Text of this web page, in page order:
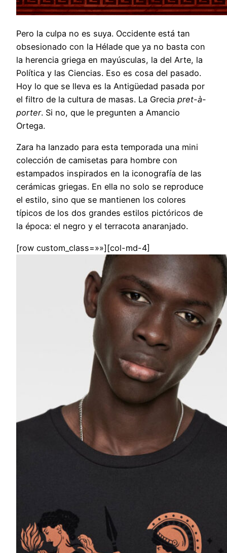
Pero la culpa no es suya. Occidente está tan
obsesionado con la Hélade que ya no basta con
la herencia griega en mayúsculas, la del Arte, la
Política y las Ciencias. Eso es cosa del pasado.
Hoy lo que se lleva es la Antigüedad pasada por
el filtro de la cultura de masas. La Grecia pret-à-
porter. Si no, que le pregunten a Amancio
Ortega.
Zara ha lanzado para esta temporada una mini
colección de camisetas para hombre con
estampados inspirados en la iconografía de las
cerámicas griegas. En ella no solo se reproduce
el estilo, sino que se mantienen los colores
típicos de los dos grandes estilos pictóricos de
la época: el negro y el terracota anaranjado.
[row custom_class=»»][col-md-4]